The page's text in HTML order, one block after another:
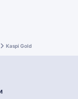
Kaspi Gold